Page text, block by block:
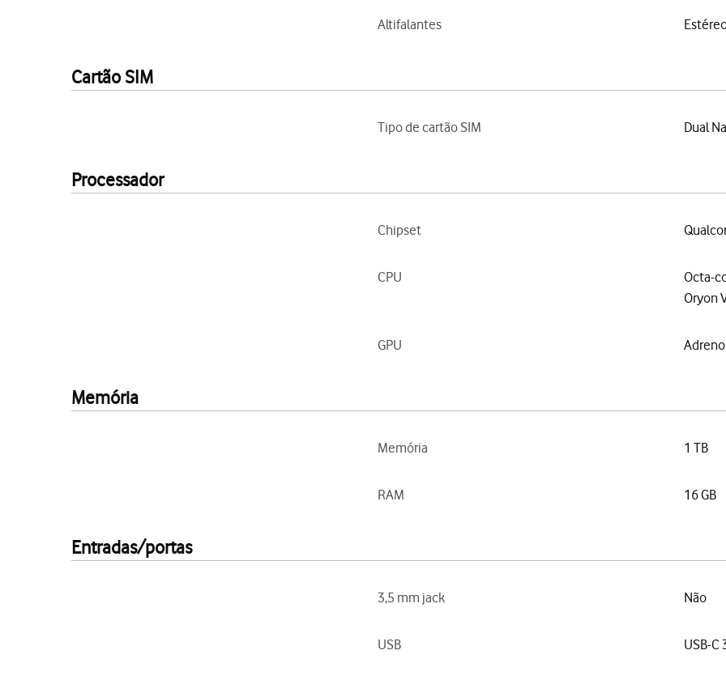
Altifalantes
Cartão SIM
Tipo de cartão SIM Dual
Processador
Chipset
CPU
Octa-
Oryon
GPU
Memória
Memória 1 TB
RAM 16 GB
Entradas/portas
3,5 mm jack Não
USB USB-C